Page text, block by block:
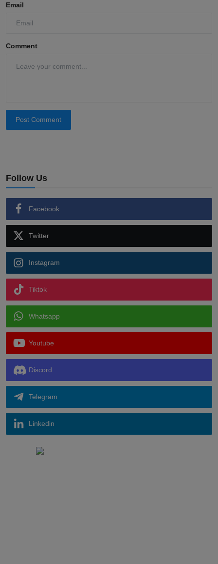
Email
Comment
Post Comment
Follow Us
Facebook
Twitter
Instagram
Tiktok
Whatsapp
Youtube
Discord
Telegram
Linkedin